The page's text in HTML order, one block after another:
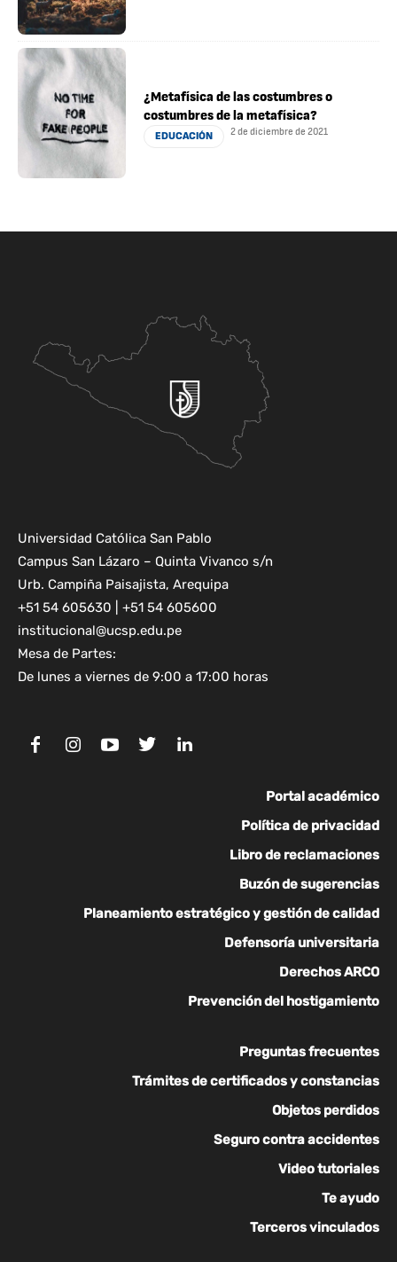
¿Metafísica de las costumbres o
costumbres de la metafísica?
EDUCACIÓN 2 de diciembre de 2021
Universidad Católica San Pablo
Campus San Lázaro – Quinta Vivanco s/n
Urb. Campiña Paisajista, Arequipa
+51 54 605630 | +51 54 605600
institucional@ucsp.edu.pe
Mesa de Partes:
De lunes a viernes de 9:00 a 17:00 horas
Portal académico
Política de privacidad
Libro de reclamaciones
Buzón de sugerencias
Planeamiento estratégico y gestión de calidad
Defensoría universitaria
Derechos ARCO
Prevención del hostigamiento
Preguntas frecuentes
Trámites de certificados y constancias
Objetos perdidos
Seguro contra accidentes
Video tutoriales
Te ayudo
Terceros vinculados